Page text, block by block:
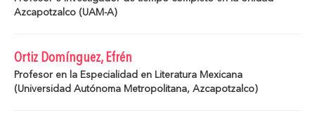
Azcapotzalco (UAM-A)
Ortiz Domínguez, Efrén
Profesor en la Especialidad en Literatura Mexicana
(Universidad Autónoma Metropolitana, Azcapotzalco)